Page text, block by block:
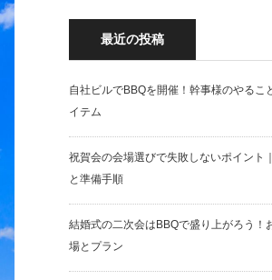
最近の投稿
自社ビルでBBQを開催！幹事様のやるこ
イテム
祝賀会の会場選びで失敗しないポイント
と準備手順
結婚式の二次会はBBQで盛り上がろう！
場とプラン